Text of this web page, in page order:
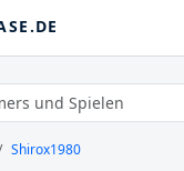
Shirox1980